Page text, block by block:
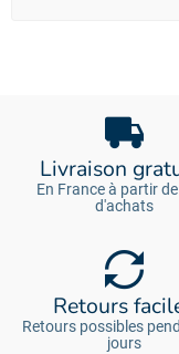
Livraison
En France à partir
d'achats
Retours
Retours possibles
jours